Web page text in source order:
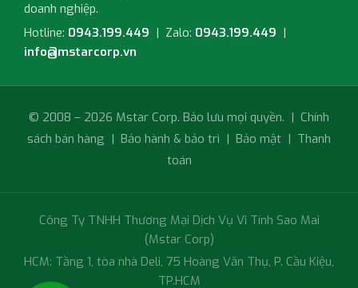
doanh nghiệp.
Hotline: 0943.199.449 | Zalo: 0943.199.449 |
info@mstarcorp.vn
© 2008 – 2026 Mstar Corp. Bảo lưu mọi quyền. | Chính
sách bán hàng | Bảo hành & bảo trì | Bảo mật | Thanh
toán
Công Ty TNHH Thương Mại Dịch Vụ Vi Tính Sao Mai
(Mstar Corp)
HCM: Tầng 1, tòa nhà Deli, 75 Hoàng Văn Thụ, P. Cầu Kiệu,
TP.HCM